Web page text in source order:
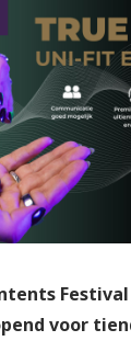
voor